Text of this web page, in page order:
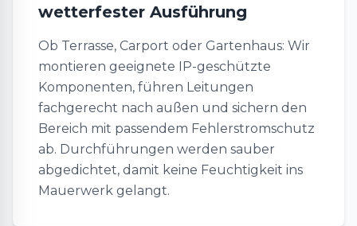
wetterfester Ausführung
Ob Terrasse, Carport oder Gartenhaus: Wir
montieren geeignete IP-geschützte
Komponenten, führen Leitungen
fachgerecht nach außen und sichern den
Bereich mit passendem Fehlerstromschutz
ab. Durchführungen werden sauber
abgedichtet, damit keine Feuchtigkeit ins
Mauerwerk gelangt.